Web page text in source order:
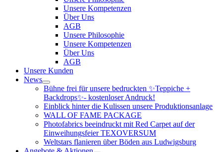
Unsere Kompetenzen
Über Uns
AGB
Unsere Philosophie
Unsere Kompetenzen
Über Uns
AGB
Unsere Kunden
News
Bühne frei für unsere bedruckten ✨Teppiche +
Backdrops✨- kostenloser Andruck!
Einblick hinter die Kulissen unsere Produktionsanlage
WALL OF FAME PACKAGE
Photofabrics beeindruckt mit Red Carpet auf der
Einweihungsfeier TEXOVERSUM
Weltstars flanieren über Böden aus Ludwigsburg